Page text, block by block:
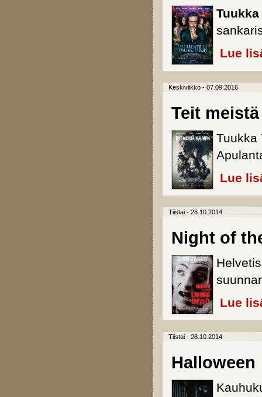
Lue
Keskiviikko - 07.09.2016
Teit
Tuukka
Lue
Tiistai - 28.10.2014
Night of
Lue
Tiistai - 28.10.2014
Halloween